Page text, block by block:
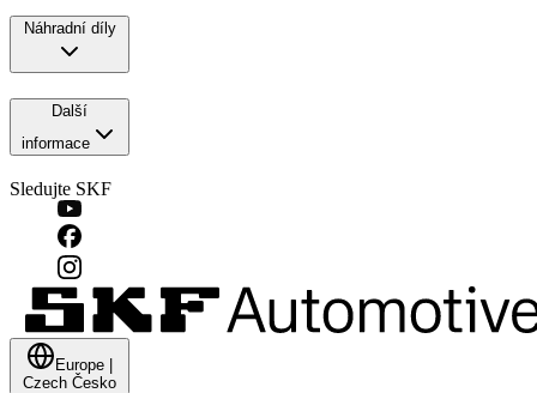
Náhradní díly
Další
informace
Sledujte SKF
Europe
Czech Česko